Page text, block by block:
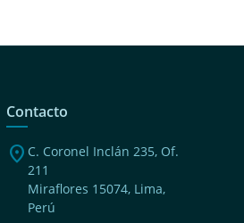
Contacto
location_on C. Coronel Inclán 235, Of.
211
Miraflores 15074, Lima,
Perú